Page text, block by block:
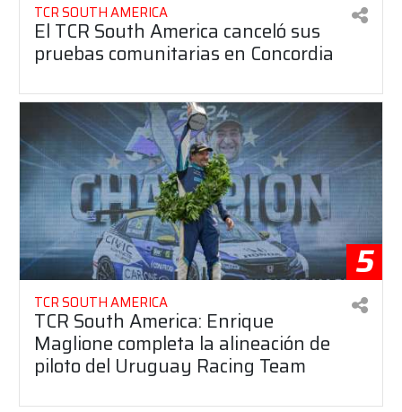
TCR SOUTH AMERICA
El TCR South America canceló sus
pruebas comunitarias en Concordia
5
TCR SOUTH AMERICA
TCR South America: Enrique
Maglione completa la alineación de
piloto del Uruguay Racing Team